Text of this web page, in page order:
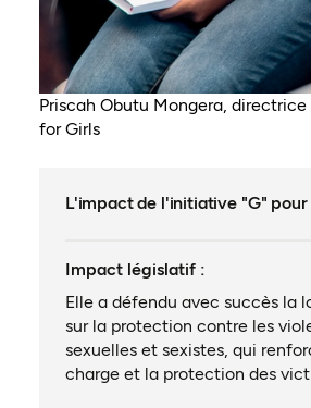
Priscah Obutu Mongera,
for Girls
L'impact de l'initiative "G" pour
Impact législatif :
Elle a défendu avec succès la
sur la protection contre les
sexuelles et sexistes, qui
charge et la protection des